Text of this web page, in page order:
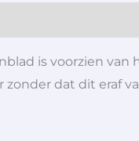
is voorzien van
zonder dat dit eraf